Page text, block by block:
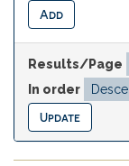
Results/Page
In order